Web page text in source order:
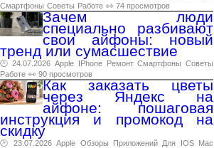
Смартфоны Советы Работе 👀 74 просмотров
Зачем люди
специально разбивают
свои айфоны: новый
тренд или сумасшествие
🕑 24.07.2026 Apple IPhone Ремонт Смартфоны Советы
Работе 👀 90 просмотров
Как заказать цветы
через Яндекс на
айфоне: пошаговая
инструкция и промокод на
скидку
🕑 23.07.2026 Apple Обзоры Приложений Для IOS
Mac